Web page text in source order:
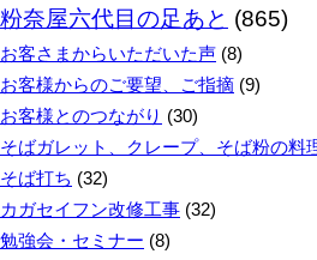
粉奈屋六代目の足あと (865)
お客さまからいただいた声 (8)
お客様からのご要望、ご指摘 (9)
お客様とのつながり (30)
そばガレット、クレープ、そば粉の料
そば打ち (32)
カガセイフン改修工事 (32)
勉強会・セミナー (8)